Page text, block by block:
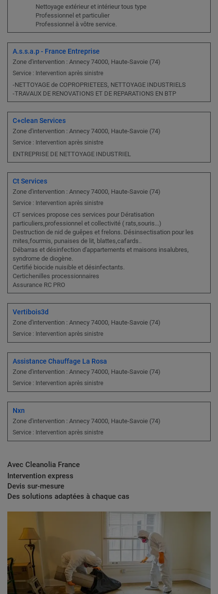
Nettoyage extérieur et intérieur tous type
Professionnel et particulier
Professionnel à vôtre service.
A.s.s.a.p - France Entreprise
Zone d'intervention : Annecy 74000, Haute-Savoie (74)
Service : Intervention après sinistre
-NETTOYAGE de COPROPRIETEES, NETTOYAGE INDUSTRIELS
-TRAVAUX DE RENOVATIONS ET DE REPARATIONS EN BTP
C+clean Services
Zone d'intervention : Annecy 74000, Haute-Savoie (74)
Service : Intervention après sinistre
ENTREPRISE DE NETTOYAGE INDUSTRIEL
Ct Services
Zone d'intervention : Annecy 74000, Haute-Savoie (74)
Service : Intervention après sinistre
CT services propose ces services pour Dératisation
particuliers,professionnel et collectivité ( rats,souris...)
Destruction de nid de guêpes et frelons. Désinsectisation pour les
mites,fourmis, punaises de lit, blattes,cafards..
Débarras et désinfection d'appartements et maisons insalubres,
syndrome de diogène.
Certifié biocide nuisible et désinfectants.
Certichenilles processionnaires
Assurance RC PRO
Vertibois3d
Zone d'intervention : Annecy 74000, Haute-Savoie (74)
Service : Intervention après sinistre
Assistance Chauffage La Rosa
Zone d'intervention : Annecy 74000, Haute-Savoie (74)
Service : Intervention après sinistre
Nxn
Zone d'intervention : Annecy 74000, Haute-Savoie (74)
Service : Intervention après sinistre
Avec Cleanolia France
Intervention express
Devis sur-mesure
Des solutions adaptées à chaque cas